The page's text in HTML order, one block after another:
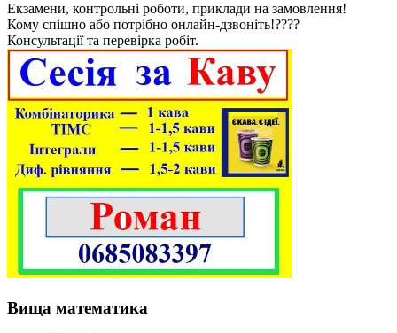
Екзамени, контрольні роботи, приклади на замовлення!
Кому спішно або потрібно онлайн-дзвоніть!????
Консультації та перевірка робіт.
Вища математика